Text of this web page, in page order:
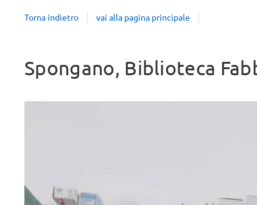
Torna indietro vai alla pagina principale
Spongano, Biblioteca